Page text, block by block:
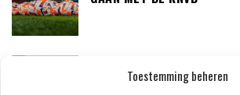
Toestemming beheren
AVONTUUR IN DE PREMIER